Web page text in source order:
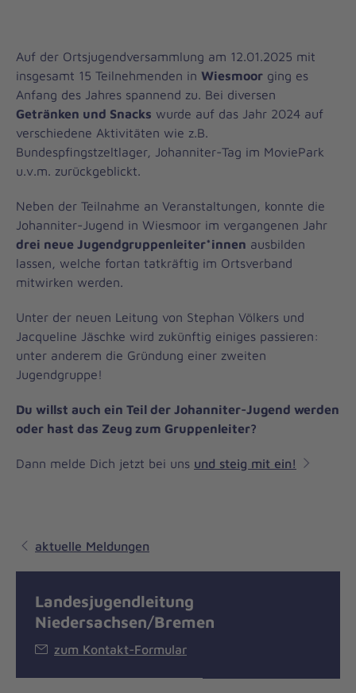
Auf der Ortsjugendversammlung am 12.01.2025 mit
insgesamt 15 Teilnehmenden in Wiesmoor ging es
Anfang des Jahres spannend zu. Bei diversen
Getränken und Snacks wurde auf das Jahr 2024 auf
verschiedene Aktivitäten wie z.B.
Bundespfingstzeltlager, Johanniter-Tag im MoviePark
u.v.m. zurückgeblickt.
Neben der Teilnahme an Veranstaltungen, konnte die
Johanniter-Jugend in Wiesmoor im vergangenen Jahr
drei neue Jugendgruppenleiter*innen ausbilden
lassen, welche fortan tatkräftig im Ortsverband
mitwirken werden.
Unter der neuen Leitung von Stephan Völkers und
Jacqueline Jäschke wird zukünftig einiges passieren:
unter anderem die Gründung einer zweiten
Jugendgruppe!
Du willst auch ein Teil der Johanniter-Jugend werden
oder hast das Zeug zum Gruppenleiter?
Dann melde Dich jetzt bei uns und steig mit ein!
aktuelle Meldungen
Landesjugendleitung
Niedersachsen/Bremen
zum Kontakt-Formular